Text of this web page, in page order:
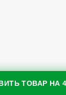
ТОВАР НА